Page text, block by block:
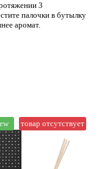
3
палочки в бутылку
аромат.
товар отсутствует